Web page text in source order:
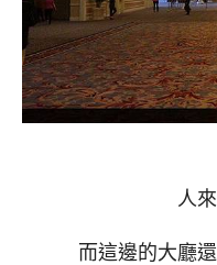
人
而這邊的大廳